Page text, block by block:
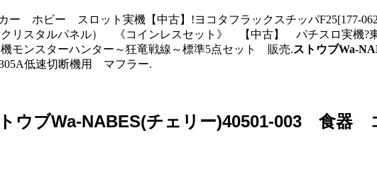
ホビー スロット実機【中古】!ヨコタフラックスチッパF25[177-
スタルパネル） 《コインレスセット》 【中古】 パチスロ実機?
モンスターハンター～狂竜戦線～標準5点セット 販売.ストウブWa-
低速切断機用 マフラー.
ウブWa-NABES(チェリー)40501-003 食器